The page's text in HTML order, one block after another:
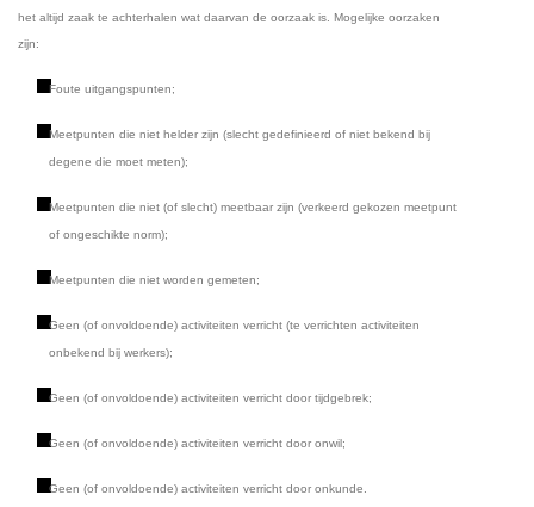
het altijd zaak te achterhalen wat daarvan de oorzaak is. Mogelijke oorzaken
zijn:
Foute uitgangspunten;
Meetpunten die niet helder zijn (slecht gedefinieerd of niet bekend bij
degene die moet meten);
Meetpunten die niet (of slecht) meetbaar zijn (verkeerd gekozen meetpunt
of ongeschikte norm);
Meetpunten die niet worden gemeten;
Geen (of onvoldoende) activiteiten verricht (te verrichten activiteiten
onbekend bij werkers);
Geen (of onvoldoende) activiteiten verricht door tijdgebrek;
Geen (of onvoldoende) activiteiten verricht door onwil;
Geen (of onvoldoende) activiteiten verricht door onkunde.